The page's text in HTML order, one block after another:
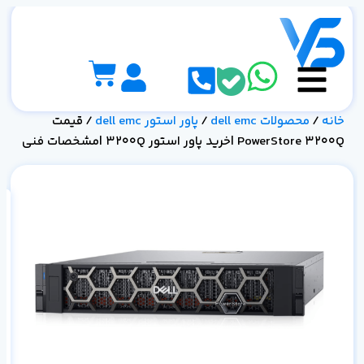
خانه / محصولات dell emc / پاور استور dell emc
/ قیمت
PowerStore 3200Q |خرید پاور استور 3200Q |مشخصات فنی